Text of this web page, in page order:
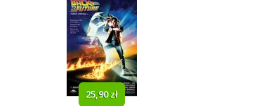
25,90 zł